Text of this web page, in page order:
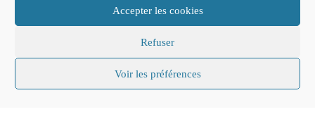
Accepter les cookies
Refuser
Voir les préférences